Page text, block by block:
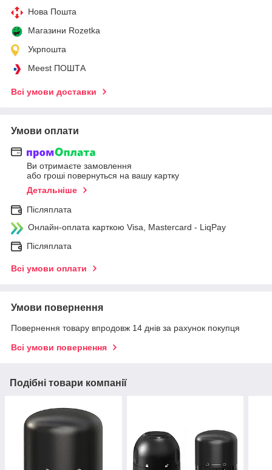
Нова Пошта
Магазини Rozetka
Укрпошта
Meest ПОШТА
Всі умови доставки
Умови оплати
Ви отримаєте замовлення
або гроші повернуться на вашу картку
Детальніше
Післяплата
Онлайн-оплата карткою Visa, Mastercard - LiqPay
Післяплата
Всі умови оплати
Умови повернення
Повернення товару впродовж 14 днів за рахунок покупця
Всі умови повернення
Подібні товари компанії